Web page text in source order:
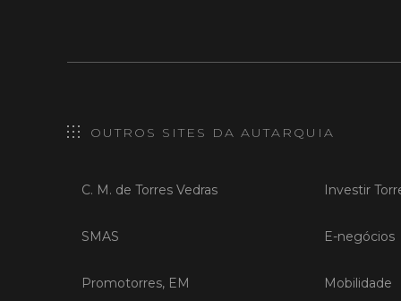
OUTROS SITES DA AUTARQUIA
C. M. de Torres Vedras
SMAS
Promotorres, EM
Investir
E-negócios
Mobilidade